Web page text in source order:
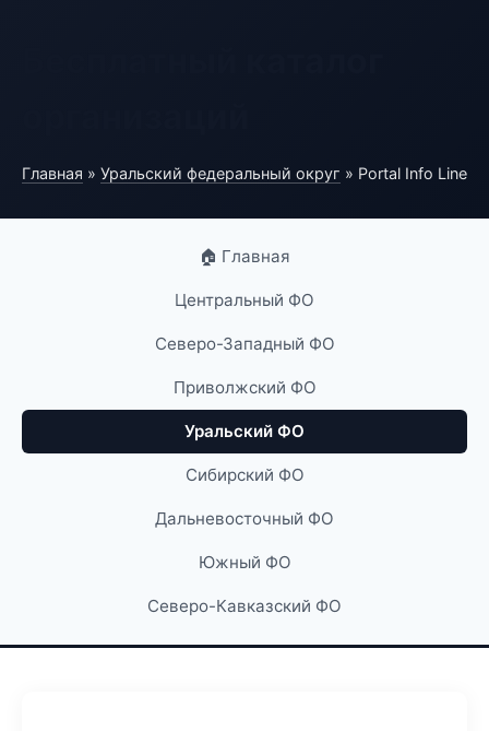
Главная » Уральский федеральный округ » Portal Info Line
🏠 Главная
Центральный ФО
Северо-Западный ФО
Приволжский ФО
Уральский ФО
Сибирский ФО
Дальневосточный ФО
Южный ФО
Северо-Кавказский ФО